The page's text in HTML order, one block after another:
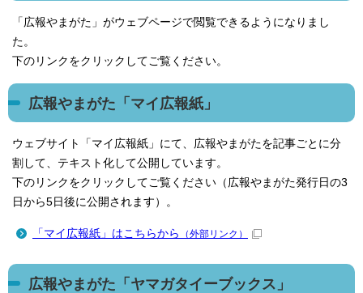
「広報やまがた」がウェブページで閲覧できるようになりまし
た。
下のリンクをクリックしてご覧ください。
広報やまがた「マイ広報紙」
ウェブサイト「マイ広報紙」にて、広報やまがたを記事ごとに分
割して、テキスト化して公開しています。
下のリンクをクリックしてご覧ください（広報やまがた発行日の3
日から5日後に公開されます）。
「マイ広報紙」はこちらから （外部リンク）
広報やまがた「ヤマガタイーブックス」